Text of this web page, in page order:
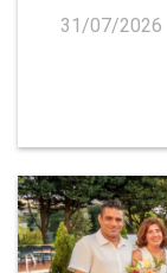
31/07/2026